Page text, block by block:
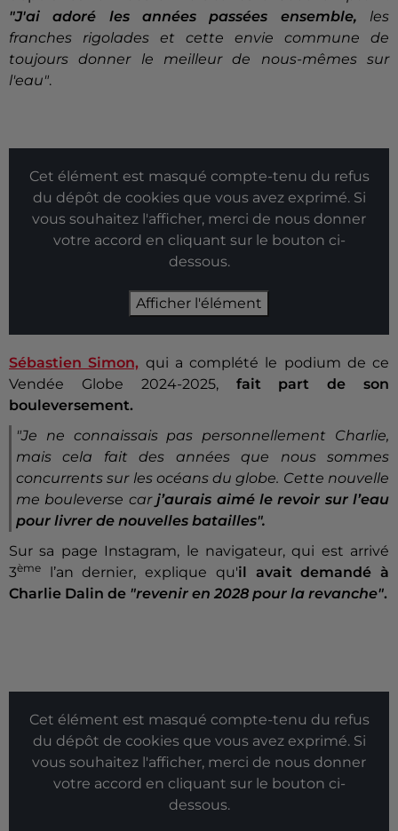
"J'ai adoré les années passées ensemble, les
franches rigolades et cette envie commune de
toujours donner le meilleur de nous-mêmes sur
l'eau".
Cet élément est masqué compte-tenu du refus
du dépôt de cookies que vous avez exprimé. Si
vous souhaitez l'afficher, merci de nous donner
votre accord en cliquant sur le bouton ci-
dessous.
Afficher l'élément
Sébastien Simon, qui a complété le podium de ce
Vendée Globe 2024-2025, fait part de son
bouleversement.
"Je ne connaissais pas personnellement Charlie,
mais cela fait des années que nous sommes
concurrents sur les océans du globe. Cette nouvelle
me bouleverse carj’aurais aimé le revoir sur l’eau
pour livrer de nouvelles batailles".
Sur sa page Instagram, le navigateur, qui est arrivé
3ème l’an dernier, explique qu'il avait demandé à
Charlie Dalin de "revenir en 2028 pour la revanche".
Cet élément est masqué compte-tenu du refus
du dépôt de cookies que vous avez exprimé. Si
vous souhaitez l'afficher, merci de nous donner
votre accord en cliquant sur le bouton ci-
dessous.